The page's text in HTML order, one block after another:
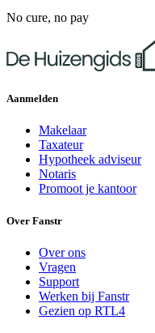
No cure, no pay
Aanmelden
Makelaar
Taxateur
Hypotheek adviseur
Notaris
Promoot je kantoor
Over Fanstr
Over ons
Vragen
Support
Werken bij Fanstr
Gezien op RTL4